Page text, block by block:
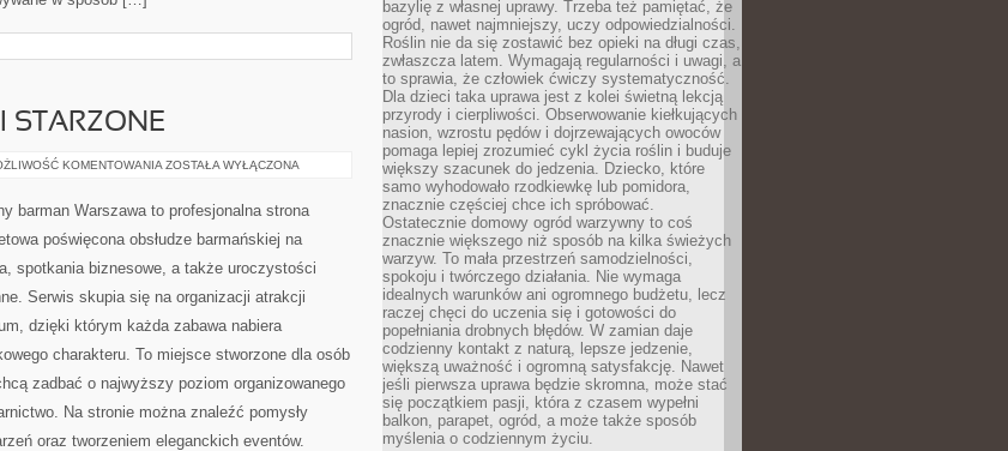
STARZONE
KOMENTOWANIA WHISKY,
TRUNKI
STARZONE
ZOSTAŁA WYŁĄCZONA
barman Warszawa to profesjonalna strona
poświęcona obsłudze barmańskiej na
spotkania biznesowe, a także uroczystości
Serwis skupia się na organizacji atrakcji
dzięki którym każda zabawa nabiera
charakteru. To miejsce stworzone dla osób
zadbać o najwyższy poziom organizowanego
Na stronie można znaleźć pomysły
oraz tworzeniem eleganckich eventów.
bazylię z własnej uprawy. Trzeba też pamiętać, że
ogród, nawet najmniejszy, uczy odpowiedzialności.
Roślin nie da się zostawić bez opieki na długi czas,
zwłaszcza latem. Wymagają regularności i uwagi, a
to sprawia, że człowiek ćwiczy systematyczność.
Dla dzieci taka uprawa jest z kolei świetną lekcją
przyrody i cierpliwości. Obserwowanie kiełkujących
nasion, wzrostu pędów i dojrzewających owoców
pomaga lepiej zrozumieć cykl życia roślin i buduje
większy szacunek do jedzenia. Dziecko, które
samo wyhodowało rzodkiewkę lub pomidora,
znacznie częściej chce ich spróbować.
Ostatecznie domowy ogród warzywny to coś
znacznie większego niż sposób na kilka świeżych
warzyw. To mała przestrzeń samodzielności,
spokoju i twórczego działania. Nie wymaga
idealnych warunków ani ogromnego budżetu, lecz
raczej chęci do uczenia się i gotowości do
popełniania drobnych błędów. W zamian daje
codzienny kontakt z naturą, lepsze jedzenie,
większą uważność i ogromną satysfakcję. Nawet
jeśli pierwsza uprawa będzie skromna, może stać
się początkiem pasji, która z czasem wypełni
balkon, parapet, ogród, a może także sposób
myślenia o codziennym życiu.